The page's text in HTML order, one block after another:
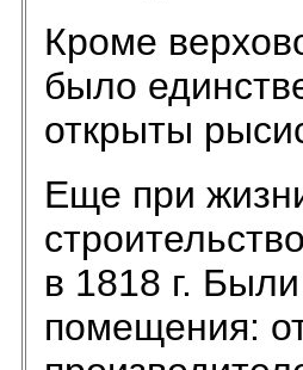
Кроме
было
открыты
Еще при
в 1818 г.
помещения: